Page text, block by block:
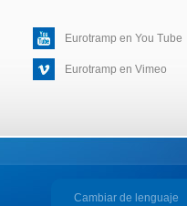
Eurotramp en You Tube
Eurotramp en Vimeo
Cambiar de lenguaje